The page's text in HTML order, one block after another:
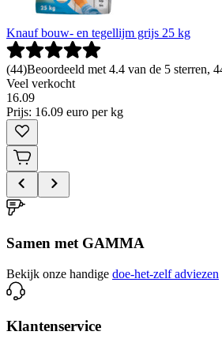
Knauf bouw- en tegellijm grijs 25 kg
(44)Beoordeeld met 4.4 van de 5 sterren,
Veel verkocht
16.09
Prijs: 16.09 euro per kg
Samen met GAMMA
Bekijk onze handige doe-het-zelf adviezen
Klantenservice